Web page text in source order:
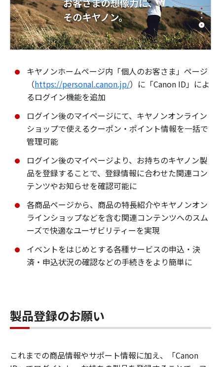
キヤノンホームページ内「個人のお客さま」ページ
（https://personal.canon.jp/）に「Canon ID」によ
るログイン機能を追加
ログイン後のマイページにて、キヤノンオンライン
ショップで使えるクーポン・ポイント情報を一括で
管理可能
ログイン後のマイページより、お持ちのキヤノン製
品を登録することで、登録情報に合わせた関連コン
テンツやお知らせを確認可能に
各商品ページから、商品の特長紹介やキヤノンオン
ラインショップなどを含む関連コンテンツへのスム
ーズで快適なユーザビリティーを実現
イベントをはじめとする各種サービスの申込・決
済・申込状況の確認などの手続きをより簡単に
製品登録のお願い
これまでの商品情報やサポート情報に加え、「Canon